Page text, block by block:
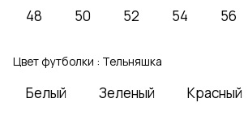
48 50 52 54 56
Цвет футболки : Тельняшка
Белый Зеленый Красный